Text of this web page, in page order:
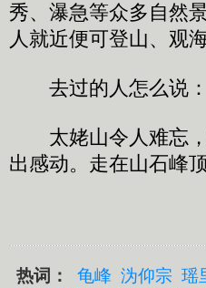
秀、瀑急等众多自然
人就近便可登山、观
去过的人怎么说：
太姥山令人难忘，
出感动。走在山石峰
热词： 龟峰 沩仰宗 瑶